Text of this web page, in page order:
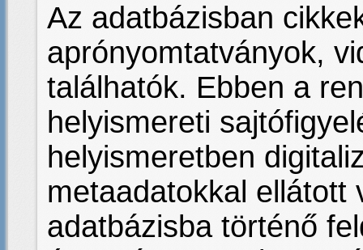
Az adatbázisban
aprónyomtatványok,
találhatók. Ebben a
helyismereti
helyismeretben
metaadatokkal ellátott
adatbázisba történő